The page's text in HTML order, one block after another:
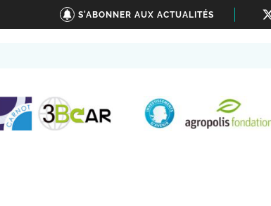
S'ABONNER AUX ACTUALITÉS